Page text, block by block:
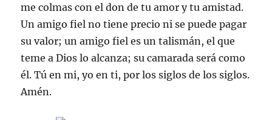
me colmas con el don de tu amor y tu amistad.
Un amigo fiel no tiene precio ni se puede pagar
su valor; un amigo fiel es un talismán, el que
teme a Dios lo alcanza; su camarada será como
él. Tú en mi, yo en ti, por los siglos de los siglos.
Amén.